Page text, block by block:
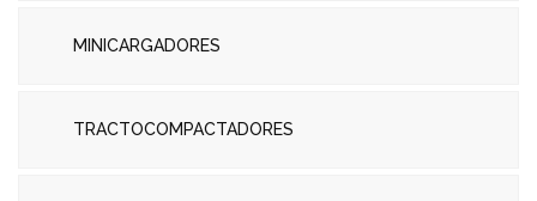
MINICARGADORES
TRACTOCOMPACTADORES